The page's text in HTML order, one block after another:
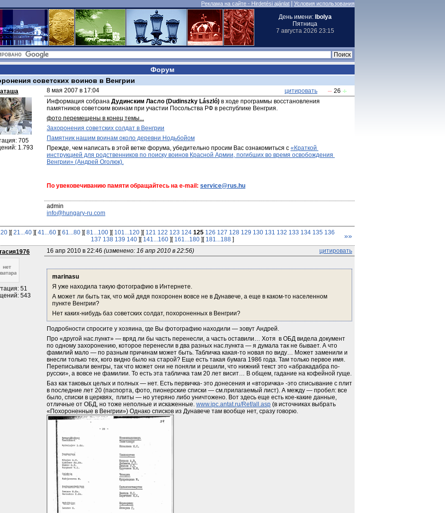
Реклама на сайте - Hirdetési ajánlat Условия использования
День имени: Ibolya
Пятница
7 августа 2026 23:15
Форум
советских воинов в Венгрии
705
1.793
8 мая 2007 в 17:04 цитировать
26
Информация собрана Дудинским Ласло (Dudinszky László) в ходе программы восстановления
памятников советским воинам при участии Посольства РФ в республике Венгрия.
фото перемещены в конец темы...
Захоронения советских солдат в Венгрии
Памятник нашим воинам около деревни Нодьбойом
Прежде, чем написать в этой ветке форума, убедительно просим Вас ознакомиться с «Краткой
инструкцией для родственников по поиску воинов Красной Армии, погибших во время освобождения
Венгрии» (Андрей Оголюк).
По увековечиванию памяти обращайтесь на e-mail: service@rus.hu
info@hungary-ru.com
][21...40 ][41...60 ][61...80 ][81...100 ][ 101...120 ][ 121 122 123 124 125 126 127 128 129 130 131 132 133 134 135 136
137 138 139 140][ 141...160][ 161...180][ 181...188] »»
51
543
16 апр 2010 в 22:46 (изменено: 16 апр 2010 в 22:56) цитировать
marinasu
Я уже находила такую фотографию в Интернете.
А может ли быть так, что мой дядя похоронен вовсе не в Дунавече, а еще в каком-то населенном
пункте Венгрии?
Нет каких-нибудь баз советских солдат, похороненных в Венгрии?
Подробности спросите у хозяина, где Вы фотографию находили — зовут Андрей.
Про «другой нас.пункт» — вряд ли бы часть перенесли, а часть оставили… Хотя  в ОБД видела документ
по одному захоронению, которое перенесли в два разных нас.пункта — я думала так не бывает. А что
фамилий мало — по разным причинам может быть. Табличка какая-то новая по виду… Может заменили и
внесли только тех, кого видно было на старой? Еще есть такая бумага 1986 года. Там только первое имя.
Переписывали венгры, так что может они не поняли и решили, что нижний текст это «абракадабра по-
русски», а вовсе не фамилии. То есть эта табличка там 20 лет висит… В общем, гадание на кофейной гуще.
Баз как таковых целых и полных — нет. Есть первичка- это донесения и «вторичка» -это списывание с плит
в последние лет 20 (паспорта, фото, пионерские списки — см.прилагаемый лист). А между — пробел: все
было, списки в церквях,  плиты — но утеряно либо уничтожено. Вот здесь еще есть кое-какие данные,
отличные от ОБД, но тоже неполные и искаженные. www.ipc.antat.ru/Ref/all.asp (в источниках выбрать
«Похороненные в Венгрии») Однако списков из Дунавече там вообще нет, сразу говорю.